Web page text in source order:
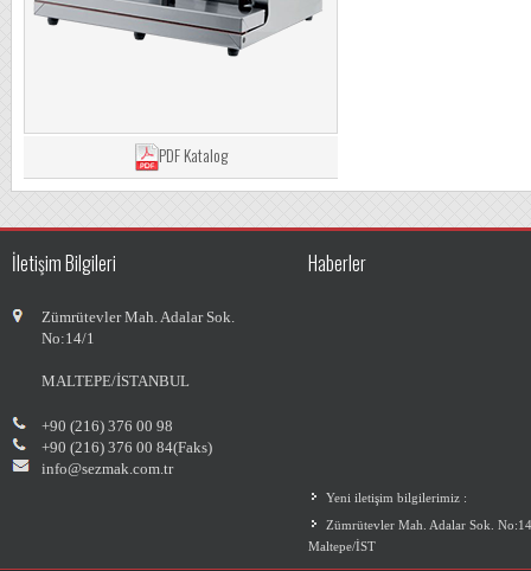
PDF Katalog
İletişim Bilgileri
Zümrütevler Mah. Adalar Sok.
No:14/1
MALTEPE/İSTANBUL
+90 (216) 376 00 98
+90 (216) 376 00 84(Faks)
info@sezmak.com.tr
Haberler
Zümrütevler Mah. Adalar Sok.
Maltepe/İST
İlginize teşekkür ederiz...